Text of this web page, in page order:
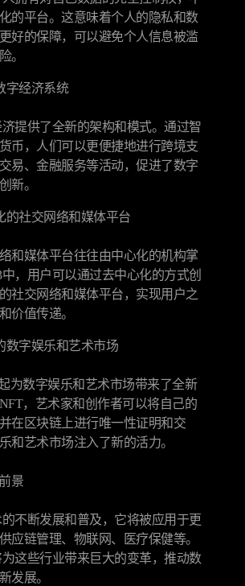
的平台。这意味着个人的隐私和数
好的保障，可以避免个人信息被滥
。
字经济系统
济提供了全新的架构和模式。通过智
币，人们可以更便捷地进行跨境支
易、金融服务等活动，促进了数字
新。
的社交网络和媒体平台
和媒体平台往往由中心化的机构掌
中，用户可以通过去中心化的方式创
社交网络和媒体平台，实现用户之
价值传递。
数字娱乐和艺术市场
为数字娱乐和艺术市场带来了全新
，艺术家和创作者可以将自己的
在区块链上进行唯一性证明和交
和艺术市场注入了新的活力。
景
的不断发展和普及，它将被应用于更
应链管理、物联网、医疗保健等。
为这些行业带来巨大的变革，推动数
发展。